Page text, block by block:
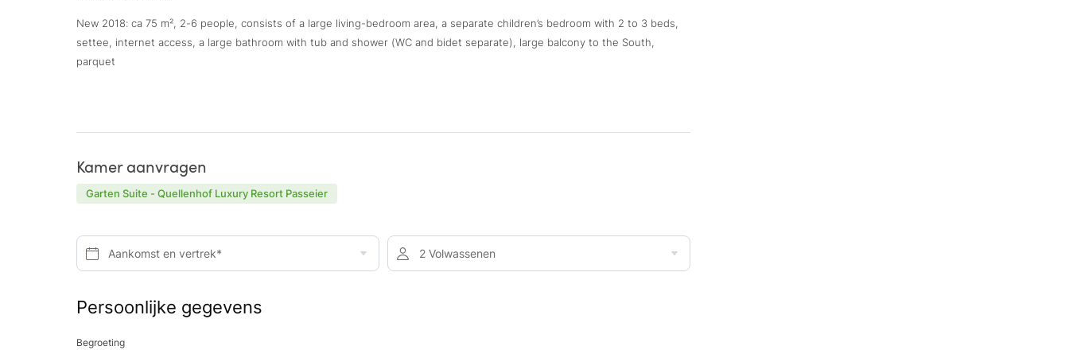
New 2018: ca 75 m², 2-6 people, consists of a large living-bedroom area, a separate children’s bedroom with 2 to 3 beds,
settee, internet access, a large bathroom with tub and shower (WC and bidet separate), large balcony to the South,
parquet
Kamer aanvragen
Garten Suite - Quellenhof Luxury Resort Passeier
Aankomst en vertrek* 2 Volwassenen
Persoonlijke gegevens
Begroeting